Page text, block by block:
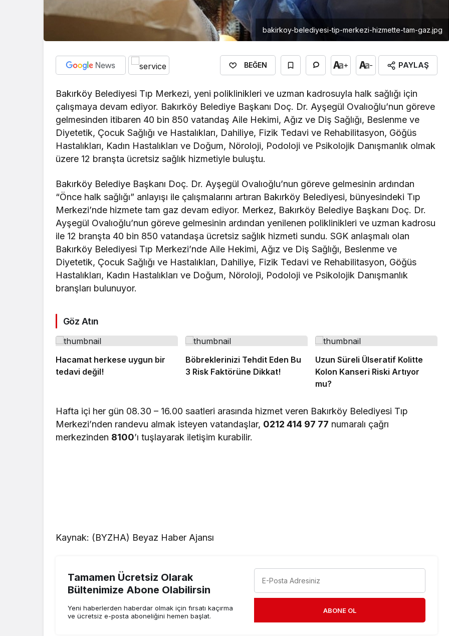
bakirkoy-belediyesi-tip-merkezi-hizmette-tam-gaz.jpg
BEĞEN + - PAYLAŞ
Bakırköy Belediyesi Tıp Merkezi, yeni poliklinikleri ve uzman kadrosuyla halk sağlığı için
çalışmaya devam ediyor. Bakırköy Belediye Başkanı Doç. Dr. Ayşegül Ovalıoğlu’nun göreve
gelmesinden itibaren 40 bin 850 vatandaş Aile Hekimi, Ağız ve Diş Sağlığı, Beslenme ve
Diyetetik, Çocuk Sağlığı ve Hastalıkları, Dahiliye, Fizik Tedavi ve Rehabilitasyon, Göğüs
Hastalıkları, Kadın Hastalıkları ve Doğum, Nöroloji, Podoloji ve Psikolojik Danışmanlık olmak
üzere 12 branşta ücretsiz sağlık hizmetiyle buluştu.
Bakırköy Belediye Başkanı Doç. Dr. Ayşegül Ovalıoğlu’nun göreve gelmesinin ardından
“Önce halk sağlığı” anlayışı ile çalışmalarını artıran Bakırköy Belediyesi, bünyesindeki Tıp
Merkezi’nde hizmete tam gaz devam ediyor. Merkez, Bakırköy Belediye Başkanı Doç. Dr.
Ayşegül Ovalıoğlu’nun göreve gelmesinin ardından yenilenen poliklinikleri ve uzman kadrosu
ile 12 branşta 40 bin 850 vatandaşa ücretsiz sağlık hizmeti sundu. SGK anlaşmalı olan
Bakırköy Belediyesi Tıp Merkezi’nde Aile Hekimi, Ağız ve Diş Sağlığı, Beslenme ve
Diyetetik, Çocuk Sağlığı ve Hastalıkları, Dahiliye, Fizik Tedavi ve Rehabilitasyon, Göğüs
Hastalıkları, Kadın Hastalıkları ve Doğum, Nöroloji, Podoloji ve Psikolojik Danışmanlık
branşları bulunuyor.
Göz Atın
Hacamat herkese uygun bir
tedavi değil!
Böbreklerinizi Tehdit Eden Bu
3 Risk Faktörüne Dikkat!
Uzun Süreli Ülseratif Kolitte
Kolon Kanseri Riski Artıyor
mu?
Hafta içi her gün 08.30 – 16.00 saatleri arasında hizmet veren Bakırköy Belediyesi Tıp
Merkezi’nden randevu almak isteyen vatandaşlar, 0212 414 97 77 numaralı çağrı
merkezinden 8100’ı tuşlayarak iletişim kurabilir.
Kaynak: (BYZHA) Beyaz Haber Ajansı
Tamamen Ücretsiz Olarak
Bültenimize Abone Olabilirsin
Yeni haberlerden haberdar olmak için fırsatı kaçırma
ve ücretsiz e-posta aboneliğini hemen başlat.
ABONE OL